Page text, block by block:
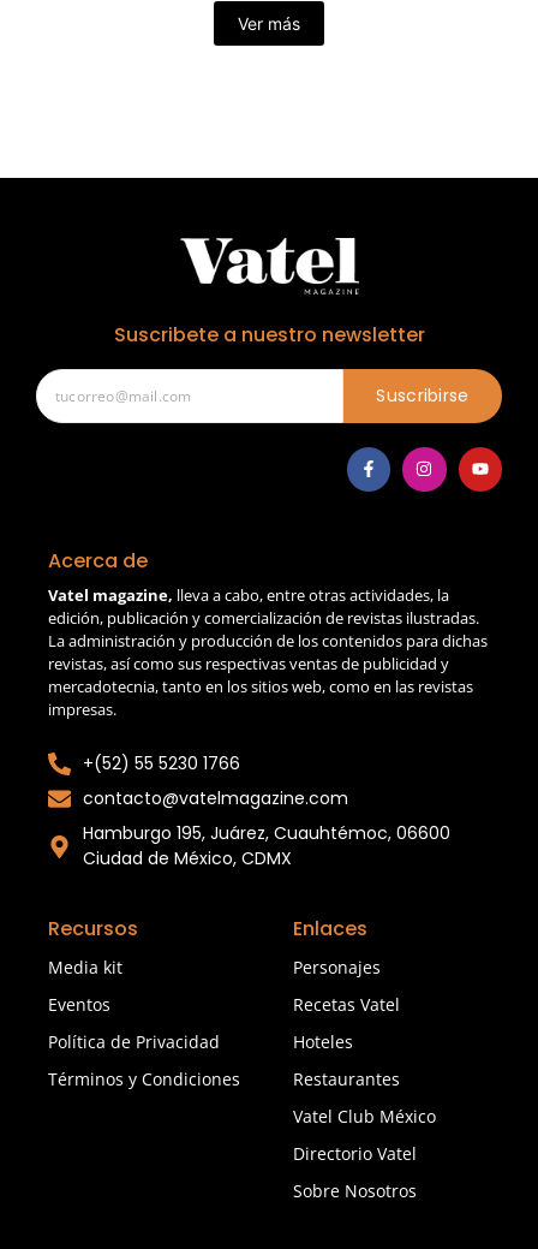
Ver más
Suscribete a nuestro newsletter
Suscribirse
Acerca de
Vatel magazine, lleva a cabo, entre otras actividades, la
edición, publicación y comercialización de revistas ilustradas.
La administración y producción de los contenidos para dichas
revistas, así como sus respectivas ventas de publicidad y
mercadotecnia, tanto en los sitios web, como en las revistas
impresas.
+(52) 55 5230 1766
contacto@vatelmagazine.com
Hamburgo 195, Juárez, Cuauhtémoc, 06600
Ciudad de México, CDMX
Recursos
Media kit
Eventos
Política de Privacidad
Términos y Condiciones
Enlaces
Personajes
Recetas Vatel
Hoteles
Restaurantes
Vatel Club México
Directorio Vatel
Sobre Nosotros